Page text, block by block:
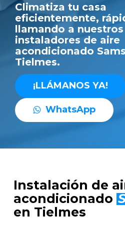
Climatiza tu casa
eficientemente,
llamando a nuestros
instaladores de aire
acondicionado
Tielmes.
¡LLÁMANOS YA!
WhatsApp
Instalación de
acondicionado
en Tielmes